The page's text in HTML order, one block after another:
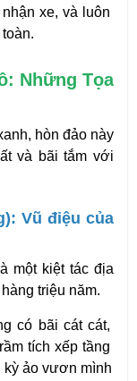
xe, và luôn
Những Tọa
hòn đảo này
và bãi tắm với
Vũ điệu của
một kiệt tác địa
triệu năm.
có bãi cát cát,
tích xếp tầng
ảo vươn mình